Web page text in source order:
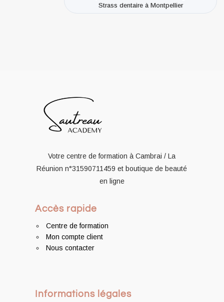
Strass dentaire à Montpellier
Votre centre de formation à Cambrai / La
Réunionn°31590711459 et boutique de beauté
en ligne
Accès rapide
Centre de formation
Mon compte client
Nous contacter
Informations légales